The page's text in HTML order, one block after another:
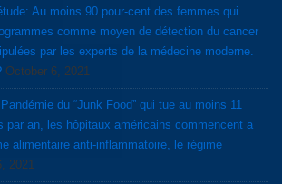
Au moins 90 pour-cent des femmes qui
comme moyen de détection du cancer
par les experts de la médecine moderne.
October 6, 2021
du “Junk Food” qui tue au moins 11
par an, les hôpitaux américains commencent a
alimentaire anti-inflammatoire, le régime
2021